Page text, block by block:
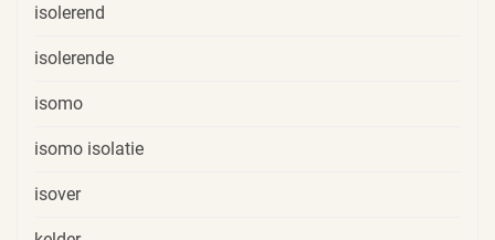
isolerend
isolerende
isomo
isomo isolatie
isover